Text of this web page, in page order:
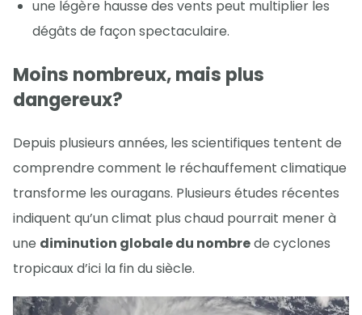
une légère hausse des vents peut multiplier les
dégâts de façon spectaculaire.
Moins nombreux, mais plus
dangereux?
Depuis plusieurs années, les scientifiques tentent de
comprendre comment le réchauffement climatique
transforme les ouragans. Plusieurs études récentes
indiquent qu’un climat plus chaud pourrait mener à
une diminution globale du nombrede cyclones
tropicaux d’ici la fin du siècle.